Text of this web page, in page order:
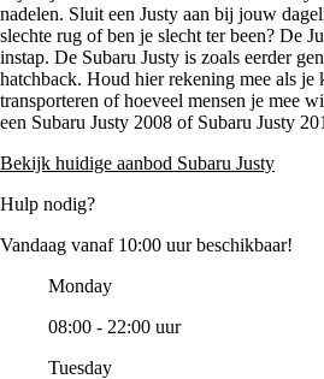
nadelen. Sluit een Justy aan bij jouw
slechte rug of ben je slecht ter been? De
instap. De Subaru Justy is zoals eerder
hatchback. Houd hier rekening mee als
transporteren of hoeveel mensen je mee
een Subaru Justy 2008 of Subaru Justy
Bekijk huidige aanbod Subaru Justy
Hulp nodig?
Vandaag vanaf 10:00 uur beschikbaar!
Monday
08:00 - 22:00 uur
Tuesday